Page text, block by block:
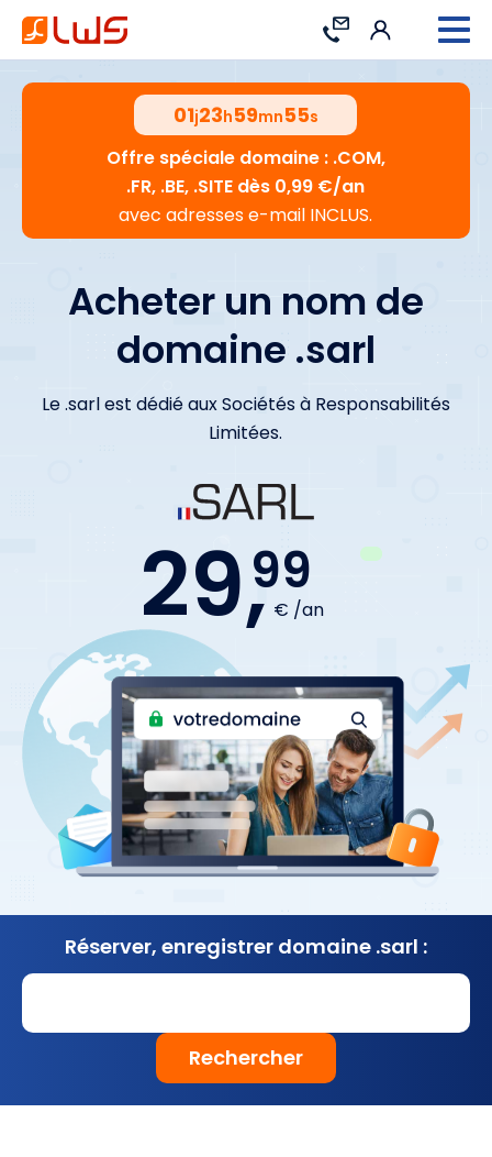
Contact Connexion
01j23h59mn54s
Offre spéciale domaine : .COM,
.FR, .BE, .SITE dès 0,99 €/an
avec adresses e-mail INCLUS.
Acheter un nom de
domaine .sarl
Le .sarl est dédié aux Sociétés à Responsabilités
Limitées.
29,99
€ /an
Réserver, enregistrer domaine .sarl :
Rechercher